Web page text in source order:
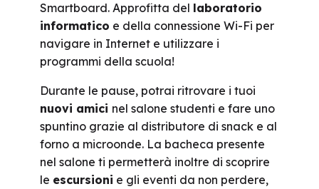
Smartboard. Approfitta del laboratorio
informatico e della connessione Wi-Fi per
navigare in Internet e utilizzare i
programmi della scuola!
Durante le pause, potrai ritrovare i tuoi
nuovi amici nel salone studenti e fare uno
spuntino grazie al distributore di snack e al
forno a microonde. La bacheca presente
nel salone ti permetterà inoltre di scoprire
le escursioni e gli eventi da non perdere,